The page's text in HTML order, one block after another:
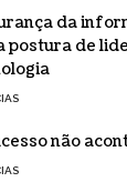
da
postura de
não